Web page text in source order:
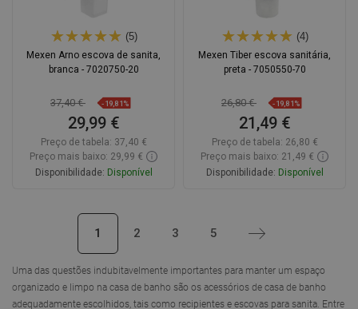
(5)
Mexen Arno escova de sanita,
branca - 7020750-20
37,40 € -19,81%
29,99 €
Preço de tabela: 37,40 €
Preço mais baixo: 29,99 €
Disponibilidade: Disponível
Favoritos
(4)
Mexen Tiber escova sanitária,
preta - 7050550-70
26,80 € -19,81%
21,49 €
Preço de tabela: 26,80 €
Preço mais baixo: 21,49 €
Disponibilidade: Disponível
Comparar
1 2 3 5 Próximo
Uma das questões indubitavelmente importantes para manter um espaço
organizado e limpo na casa de banho são os acessórios de casa de banho
adequadamente escolhidos, tais como recipientes e escovas para sanita. Entre